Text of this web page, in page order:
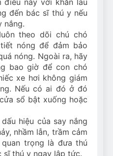
này với khăn lau
đến bác sĩ thú y nếu
nắng.
theo dõi chú chó
nóng để đảm bảo
nóng. Ngoài ra, hãy
bao giờ để con chó
xe hơi không giám
Nếu có ai đó ở đó
sổ bật xuống hoặc
hiệu của say nắng
nhầm lẫn, trầm cảm
trọng là đưa thú
sĩ thú y ngay lập tức.